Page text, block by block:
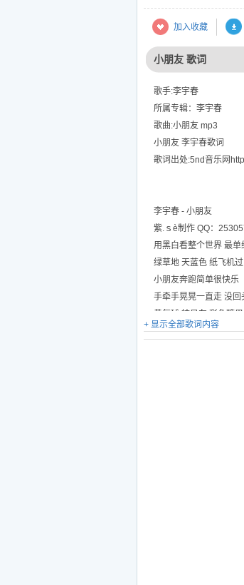
加入收藏
小朋友 歌词
歌手:李宇春
所属专辑：李宇春
歌曲:小朋友 mp3
小朋友 李宇春歌词
歌词出处:5nd音乐网
李宇春 - 小朋友
紫.ｓè制作 QQ：
用黑白看整个世界 最单
绿草地 天蓝色 纸飞机过
小朋友奔跑简单很快乐
手牵手晃晃一直走 没回
黄气球 桔风车 彩色糖果
云淡风轻触摸
+ 显示全部歌词内容